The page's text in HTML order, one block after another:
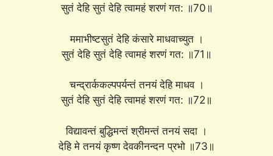
सुतं देहि सुतं देहि त्वामहं शरणं गत: ॥70॥
ममाभीष्टसुतं देहि कंसारे माधवाच्युत ।
सुतं देहि सुतं देहि त्वामहं शरणं गत: ॥71॥
चन्द्रार्ककल्पपर्यन्तं तनयं देहि माधव ।
सुतं देहि सुतं देहि त्वामहं शरणं गत: ॥72॥
विद्यावन्तं बुद्धिमन्तं श्रीमन्तं तनयं सदा ।
देहि मे तनयं कृष्ण देवकीनन्दन प्रभो ॥73॥